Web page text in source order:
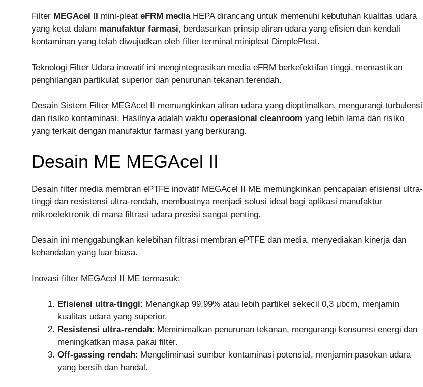
Filter MEGAcel II mini-pleat eFRM mediaHEPA dirancang untuk memenuhi kebutuhan kualitas udara
yang ketat dalam manufaktur farmasi, berdasarkan prinsip aliran udara yang efisien dan kendali
kontaminan yang telah diwujudkan oleh filter terminal minipleat DimplePleat.
Teknologi Filter Udara inovatif ini mengintegrasikan media eFRM berkefektifan tinggi, memastikan
penghilangan partikulat superior dan penurunan tekanan terendah.
Desain Sistem Filter MEGAcel II memungkinkan aliran udara yang dioptimalkan, mengurangi turbulensi
dan risiko kontaminasi. Hasilnya adalah waktu operasional cleanroom yang lebih lama dan risiko
yang terkait dengan manufaktur farmasi yang berkurang.
Desain ME MEGAcel II
Desain filter media membran ePTFE inovatif MEGAcel II ME memungkinkan pencapaian efisiensi ultra-
tinggi dan resistensi ultra-rendah, membuatnya menjadi solusi ideal bagi aplikasi manufaktur
mikroelektronik di mana filtrasi udara presisi sangat penting.
Desain ini menggabungkan kelebihan filtrasi membran ePTFE dan media, menyediakan kinerja dan
kehandalan yang luar biasa.
Inovasi filter MEGAcel II ME termasuk:
Efisiensi ultra-tinggi: Menangkap 99,99% atau lebih partikel sekecil 0,3 μbcm, menjamin
kualitas udara yang superior.
Resistensi ultra-rendah: Meminimalkan penurunan tekanan, mengurangi konsumsi energi dan
meningkatkan masa pakai filter.
Off-gassing rendah: Mengeliminasi sumber kontaminasi potensial, menjamin pasokan udara
yang bersih dan handal.